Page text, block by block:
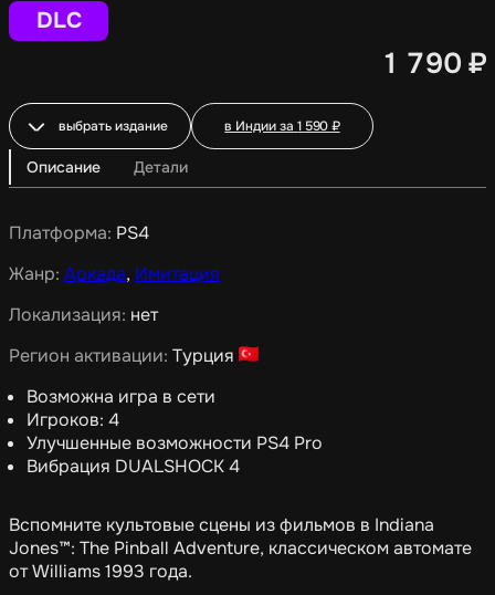
DLC
1 790 ₽
выбрать издание в Индии за1 590₽
Описание Детали
Платформа: PS4
Жанр: Аркада, Имитация
Локализация: нет
Регион активации: Турция
Возможна игра в сети
Игроков: 4
Улучшенные возможности PS4 Pro
Вибрация DUALSHOCK 4
Вспомните культовые сцены из фильмов в Indiana
Jones™️: The Pinball Adventure, классическом автомате
от Williams 1993 года.